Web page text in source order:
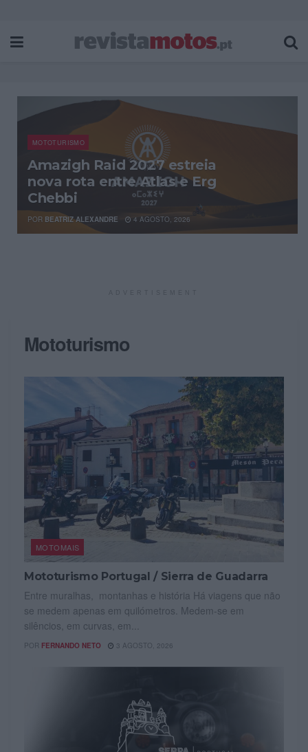
MOTOTURISMO
Amazigh Raid 2027 estreia
nova rota entre Atlas e Erg
Chebbi
POR BEATRIZ ALEXANDRE 4 AGOSTO, 2026
Mototurismo
MOTOMAIS
Mototurismo Portugal / Sierra de Guadarra
Entre muralhas, montanhas e história Há viagens que não
se medem apenas em quilómetros. Medem-se em
silêncios, em curvas, em...
POR FERNANDO NETO 3 AGOSTO, 2026